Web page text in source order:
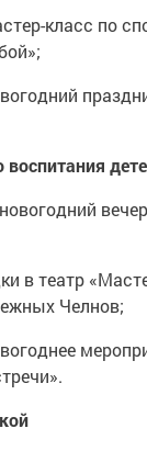
класс по
воспитания
в театр
Челнов;